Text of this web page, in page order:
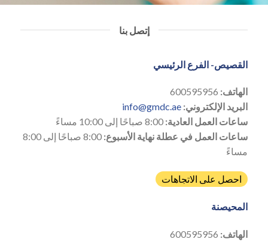
إتصل بنا
القصيص- الفرع الرئيسي
الهاتف:
البريد الإلكتروني: info@gmdc.ae
ساعات العمل العادية:
ساعات العمل في عطلة نهاية الأسبوع:
8:00 صباحًا إلى 8:00
مساءً
احصل على الاتجاهات
المحيصنة
الهاتف: